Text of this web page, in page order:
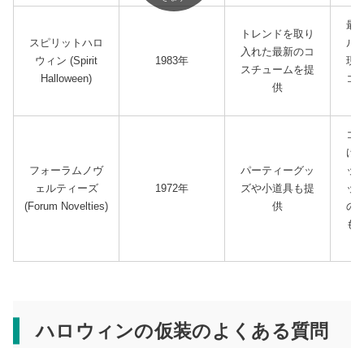
スピリットハロ
ウィン (Spirit
Halloween)
1983年
トレンドを取り
入れた最新のコ
スチュームを提
供
最
ル
現
コ
フォーラムノヴ
ェルティーズ
(Forum Novelties)
1972年
パーティーグッ
ズや小道具も提
供
コ
け
ッ
ッ
の
も
ハロウィンの仮装のよくある質問